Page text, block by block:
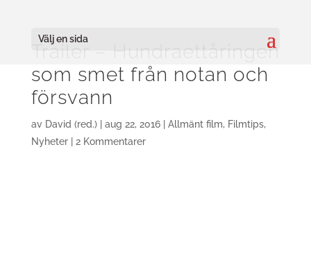
Välj en sida
Trailer – Hundraettåringen
som smet från notan och
försvann
av David (red.)| aug 22, 2016| Allmänt film, Filmtips,
Nyheter| 2 Kommentarer